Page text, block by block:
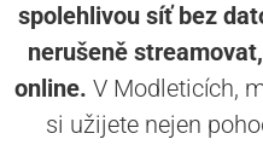
spolehlivou síť bez
nerušeně
online. V Modleticích,
si užijete nejen